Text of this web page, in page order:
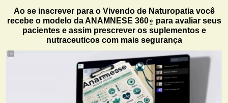
Ao se inscrever para o Vivendo de Naturopatia você
recebe o modelo da ANAMNESE 360⍛ para avaliar seus
pacientes e assim prescrever os suplementos e
nutraceuticos com mais segurança